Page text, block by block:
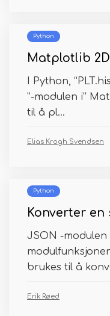
Python
Matplotlib
I Python,
”-modulen i“
til å pl...
Elias Krogh Svendsen
Python
Konverter
JSON -modulen
brukes til å
Erik Røed